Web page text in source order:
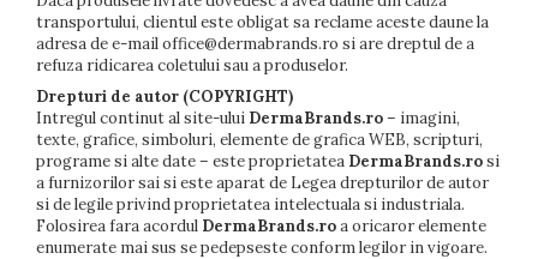
transportului, clientul este obligat sa reclame aceste daune la
adresa de e-mail office@dermabrands.ro si are dreptul de a
refuza ridicarea coletului sau a produselor.
Drepturi de autor (COPYRIGHT)
Intregul continut al site-ului DermaBrands.ro– imagini,
texte, grafice, simboluri, elemente de grafica WEB, scripturi,
programe si alte date – este proprietatea DermaBrands.rosi
a furnizorilor sai si este aparat de Legea drepturilor de autor
si de legile privind proprietatea intelectuala si industriala.
Folosirea fara acordul DermaBrands.roa oricaror elemente
enumerate mai sus se pedepseste conform legilor in vigoare.